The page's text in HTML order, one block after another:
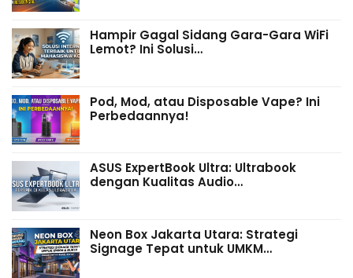
Hampir Gagal Sidang Gara-Gara WiFi
Lemot? Ini Solusi…
Pod, Mod, atau Disposable Vape? Ini
Perbedaannya!
ASUS ExpertBook Ultra: Ultrabook
dengan Kualitas Audio…
Neon Box Jakarta Utara: Strategi
Signage Tepat untuk UMKM…